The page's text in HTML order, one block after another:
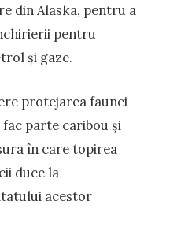
din Alaska, pentru a
pentru
și gaze.
protejarea faunei
fac parte caribou și
în care topirea
duce la
acestor